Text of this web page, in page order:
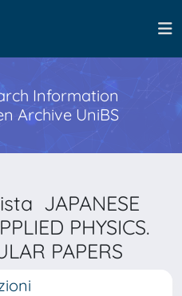
Information
Archive UniBS
JAPANESE
PHYSICS.
PAPERS